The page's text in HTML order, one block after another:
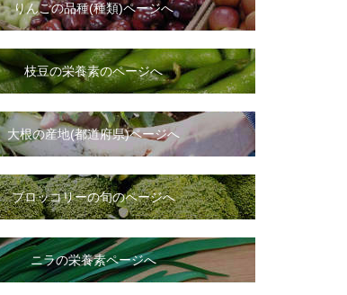
りんごの品種(種類)ページへ
枝豆の栄養素のページへ
大根の産地(都道府県)ページへ
ブロッコリーの旬のページへ
ニラの栄養素ページへ